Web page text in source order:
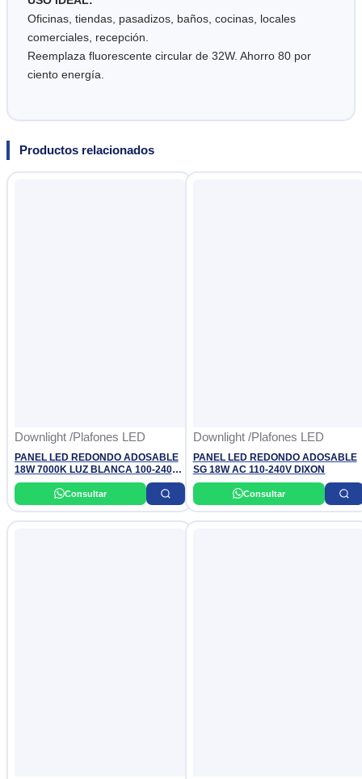
Oficinas, tiendas, pasadizos, baños, cocinas, locales
comerciales, recepción.
Reemplaza fluorescente circular de 32W. Ahorro 80 por
ciento energía.
Productos relacionados
Downlight /Plafones LED
PANEL LED REDONDO ADOSABLE
18W 7000K LUZ BLANCA 100-240V
1620LM OPALUX
Consultar
Downlight /Plafones LED
PANEL LED REDONDO ADOSABLE
SG 18W AC 110-240V DIXON
Consultar